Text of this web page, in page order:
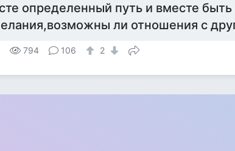
определенный путь и вместе быть
ли отношения с
794 106 2